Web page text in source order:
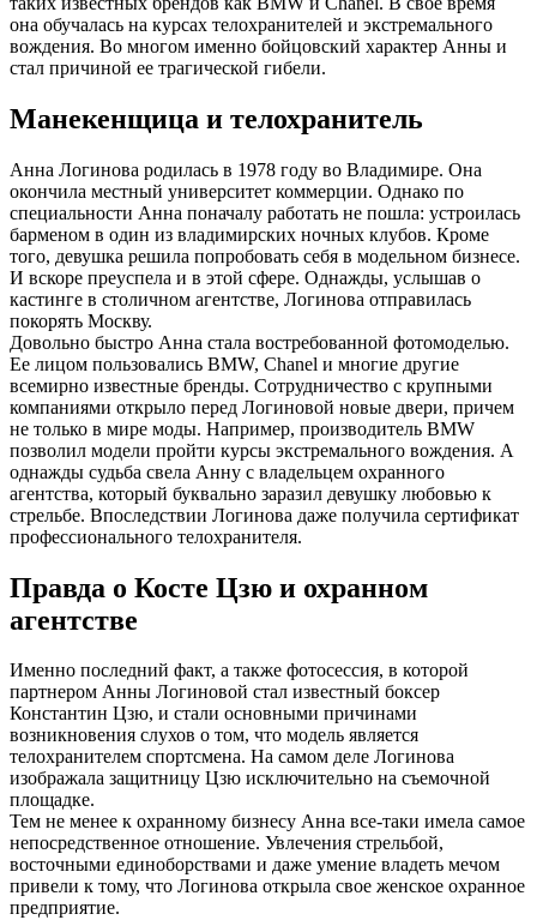
она обучалась на курсах телохранителей и экстремального
вождения. Во многом именно бойцовский характер Анны и
стал причиной ее трагической гибели.
Манекенщица и телохранитель
Анна Логинова родилась в 1978 году во Владимире. Она
окончила местный университет коммерции. Однако по
специальности Анна поначалу работать не пошла: устроилась
барменом в один из владимирских ночных клубов. Кроме
того, девушка решила попробовать себя в модельном бизнесе.
И вскоре преуспела и в этой сфере. Однажды, услышав о
кастинге в столичном агентстве, Логинова отправилась
покорять Москву.
Довольно быстро Анна стала востребованной фотомоделью.
Ее лицом пользовались BMW, Chanel и многие другие
всемирно известные бренды. Сотрудничество с крупными
компаниями открыло перед Логиновой новые двери, причем
не только в мире моды. Например, производитель BMW
позволил модели пройти курсы экстремального вождения. А
однажды судьба свела Анну с владельцем охранного
агентства, который буквально заразил девушку любовью к
стрельбе. Впоследствии Логинова даже получила сертификат
профессионального телохранителя.
Правда о Косте Цзю и охранном
агентстве
Именно последний факт, а также фотосессия, в которой
партнером Анны Логиновой стал известный боксер
Константин Цзю, и стали основными причинами
возникновения слухов о том, что модель является
телохранителем спортсмена. На самом деле Логинова
изображала защитницу Цзю исключительно на съемочной
площадке.
Тем не менее к охранному бизнесу Анна все-таки имела самое
непосредственное отношение. Увлечения стрельбой,
восточными единоборствами и даже умение владеть мечом
привели к тому, что Логинова открыла свое женское охранное
предприятие.